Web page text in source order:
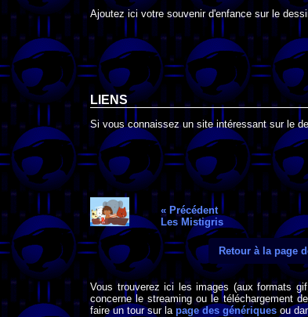
Ajoutez ici votre souvenir d'enfance sur le
LIENS
Si vous connaissez un site intéressant sur le
« Précédent
Les Mistigris
Retour à la page
Vous trouverez ici les images (aux formats
concerne le streaming ou le téléchargement
faire un tour sur la page des génériques ou